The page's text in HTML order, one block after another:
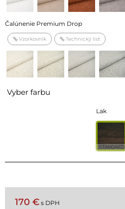
Čalúnenie Premium Drop
Vzorkovník Technický list
Vyber farbu
Lak
STANDARD
170 € s DPH